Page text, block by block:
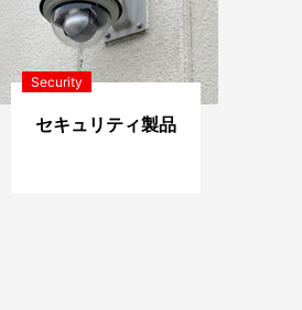
Security
セキュリティ製品